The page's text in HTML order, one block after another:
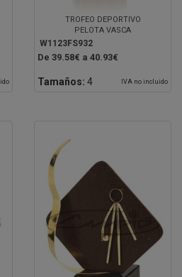
TROFEO DEPORTIVO
PELOTA VASCA
W1123FS932
De 39.58€ a 40.93€
Tamaños: 4 IVA no incluido